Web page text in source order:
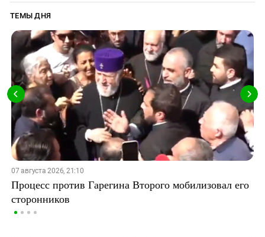
ТЕМЫ ДНЯ
07 августа 2026, 21:10
Процесс против Гарегина Второго мобилизовал его
сторонников